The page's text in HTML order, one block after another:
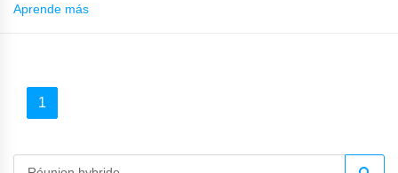
pandemia, las reuniones generalmente se celebraban en
Aprende más
1